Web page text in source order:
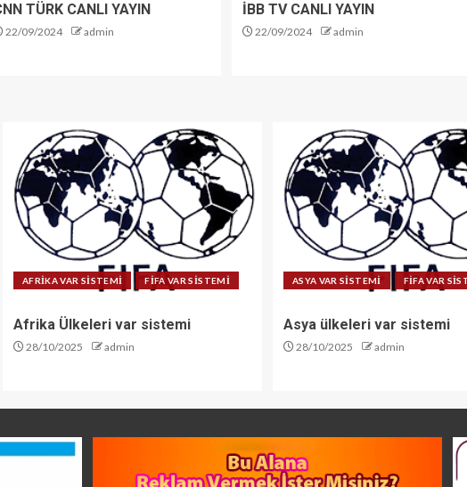
TÜRK CANLI YAYIN
22/09/2024 admin
İBB TV CANLI YAYIN
22/09/2024 admin
AFRİKA VAR SİSTEMİ FİFA VAR SİSTEMİ
Afrika Ülkeleri var sistemi
28/10/2025 admin
ASYA VAR SİSTEMİ FİFA VAR
Asya ülkeleri var sistemi
28/10/2025 admin